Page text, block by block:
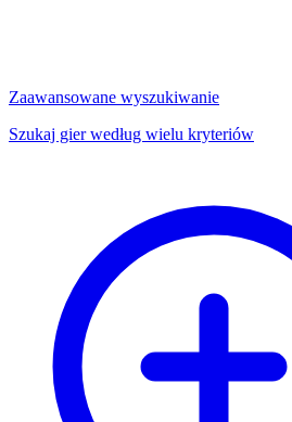
Zaawansowane wyszukiwanie
Szukaj gier według wielu kryteriów